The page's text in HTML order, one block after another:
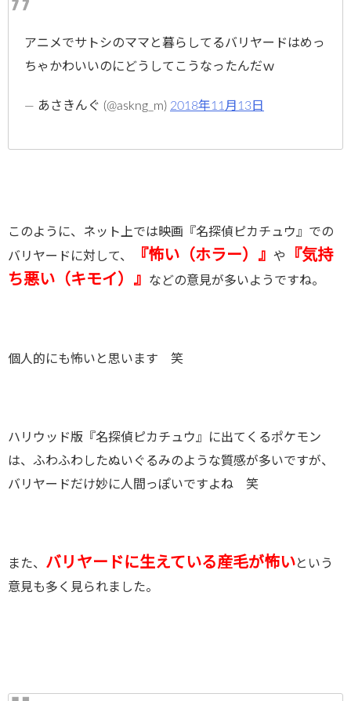
アニメでサトシのママと暮らしてるバリヤードはめっ
ちゃかわいいのにどうしてこうなったんだｗ
— あさきんぐ (@askng_m) 2018年11月13日
このように、ネット上では映画『名探偵ピカチュウ』での
バリヤードに対して、
『怖い（ホラー）』 や
『気持
ち悪い（キモイ）』
などの意見が多いようですね。
個人的にも怖いと思います 笑
ハリウッド版『名探偵ピカチュウ』に出てくるポケモン
は、ふわふわしたぬいぐるみのような質感が多いですが、
バリヤードだけ妙に人間っぽいですよね 笑
また、 バリヤードに生えている産毛が怖いという
意見も多く見られました。